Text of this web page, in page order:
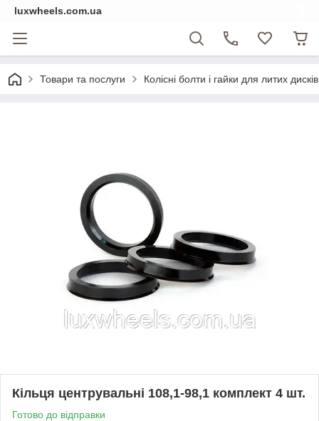
luxwheels.com.ua
Товари та послуги Колісні болти і гайки для литих
Кільця центрувальні 108,1-98,1 комплект 4 шт.
Готово до відправки